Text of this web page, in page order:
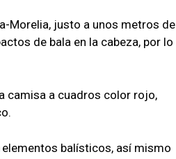
Morelia, justo a unos metros de
de bala en la cabeza, por lo
camisa a cuadros color rojo,
elementos balísticos, así mismo